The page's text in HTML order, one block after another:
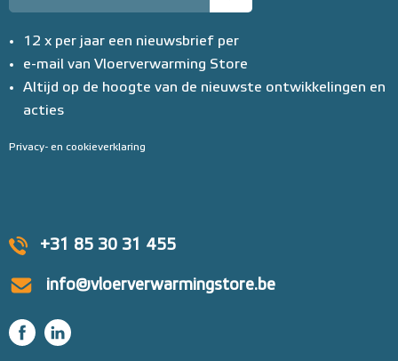
+31 85 30 31 455
info@vloerverwarmingstore.be
12 x per jaar een nieuwsbrief per
e-mail van Vloerverwarming Store
Altijd op de hoogte van de nieuwste ontwikkelingen en
acties
Privacy- en cookieverklaring